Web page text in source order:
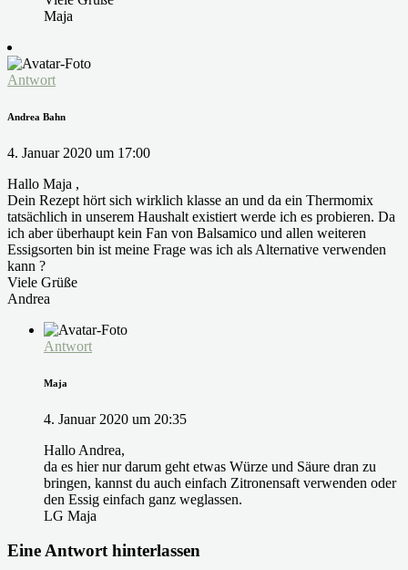
Maja
Antwort
Andrea Bahn
4. Januar 2020 um 17:00
Hallo Maja ,
Dein Rezept hört sich wirklich klasse an und da ein Thermomix
tatsächlich in unserem Haushalt existiert werde ich es probieren. Da
ich aber überhaupt kein Fan von Balsamico und allen weiteren
Essigsorten bin ist meine Frage was ich als Alternative verwenden
kann ?
Viele Grüße
Andrea
Antwort
Maja
4. Januar 2020 um 20:35
Hallo Andrea,
da es hier nur darum geht etwas Würze und Säure dran zu
bringen, kannst du auch einfach Zitronensaft verwenden oder
den Essig einfach ganz weglassen.
LG Maja
Eine Antwort hinterlassen